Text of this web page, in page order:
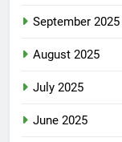
September 2025
August 2025
July 2025
June 2025